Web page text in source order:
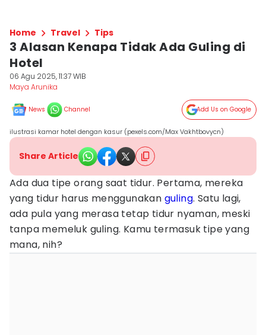
Home Travel Tips
3 Alasan Kenapa Tidak Ada Guling di
Hotel
06 Agu 2025, 11:37 WIB
Maya Arunika
News Channel Add Us on Google
ilustrasi kamar hotel dengan kasur (pexels.com/Max Vakhtbovycn)
Share Article
Ada dua tipe orang saat tidur. Pertama, mereka
yang tidur harus menggunakan guling. Satu lagi,
ada pula yang merasa tetap tidur nyaman, meski
tanpa memeluk guling. Kamu termasuk tipe yang
mana, nih?